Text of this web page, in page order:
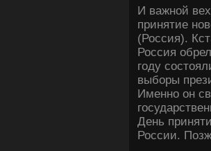
И важной
принятие
(Россия).
Россия
году
выборы
Именно он
День
России.